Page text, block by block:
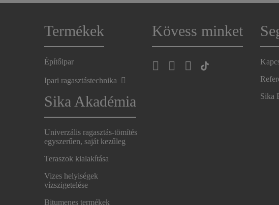
Termékek
Építőipar
Ipari ragasztástechnika
Sika Akadémia
Univerzális ragasztás-tömítés
egyszerűen, saját kezűleg
Teraszok kialakítása
Vizes helyiségek
vízszigetelése
Bitumenes termékek
Kövess minket
Sika